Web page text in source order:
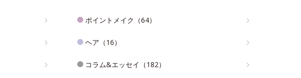
ポイントメイク（64）
ヘア（16）
コラム&エッセイ（182）